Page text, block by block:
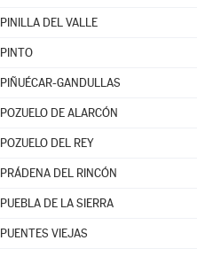
PINILLA DEL VALLE
PINTO
PIÑUÉCAR-GANDULLAS
POZUELO DE ALARCÓN
POZUELO DEL REY
PRÁDENA DEL RINCÓN
PUEBLA DE LA SIERRA
PUENTES VIEJAS